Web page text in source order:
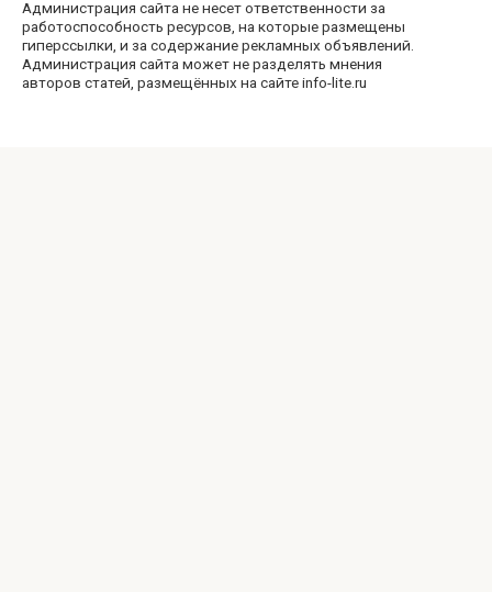
Администрация сайта не несет ответственности за
работоспособность ресурсов, на которые размещены
гиперссылки, и за содержание рекламных объявлений.
Администрация сайта может не разделять мнения
авторов статей, размещённых на сайте info-lite.ru